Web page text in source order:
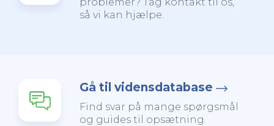
problemer? Tag kontakt til os,
så vi kan hjælpe.
Gå til vidensdatabase
Find svar på mange spørgsmål
og guides til opsætning.